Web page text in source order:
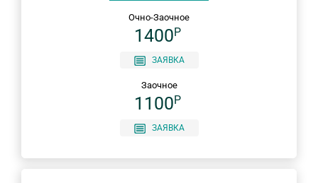
Очно-Заочное
1400P
ЗАЯВКА
Заочное
1100P
ЗАЯВКА